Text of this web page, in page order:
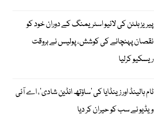
پیریز ہلٹن کی لائیو اسٹریمنگ کے دوران خود کو
نقصان پہنچانے کی کوشش، پولیس نے بروقت
ریسکیو کرلیا
ٹام ہالینڈ اور زینڈایا کی ’ساؤتھ انڈین شادی‘، اے آئی
ویڈیو نے سب کو حیران کر دیا